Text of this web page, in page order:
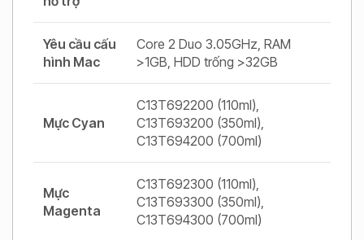
Yêu cầu cấu
hình Mac
Core 2 Duo 3.05GHz, RAM
>1GB, HDD trống >32GB
Mực Cyan
C13T692200 (110ml),
C13T693200 (350ml),
C13T694200 (700ml)
Mực
Magenta
C13T692300 (110ml),
C13T693300 (350ml),
C13T694300 (700ml)